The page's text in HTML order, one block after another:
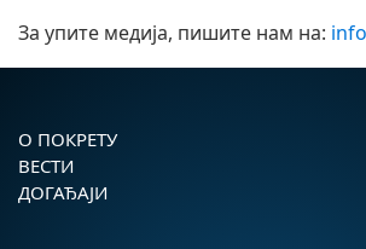
За упите медија, пишите нам на:
О ПОКРЕТУ
ВЕСТИ
ДОГАЂАЈИ